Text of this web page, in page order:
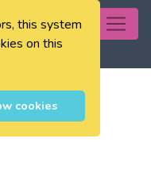
this system
on this
cookies
0